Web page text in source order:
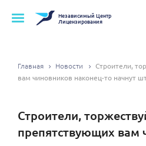
НезависимыйЦентр
Лицензирования
Главная Новости
​Строители,
вам чиновников наконец-то начнут
​Строители,
препятствующих вам